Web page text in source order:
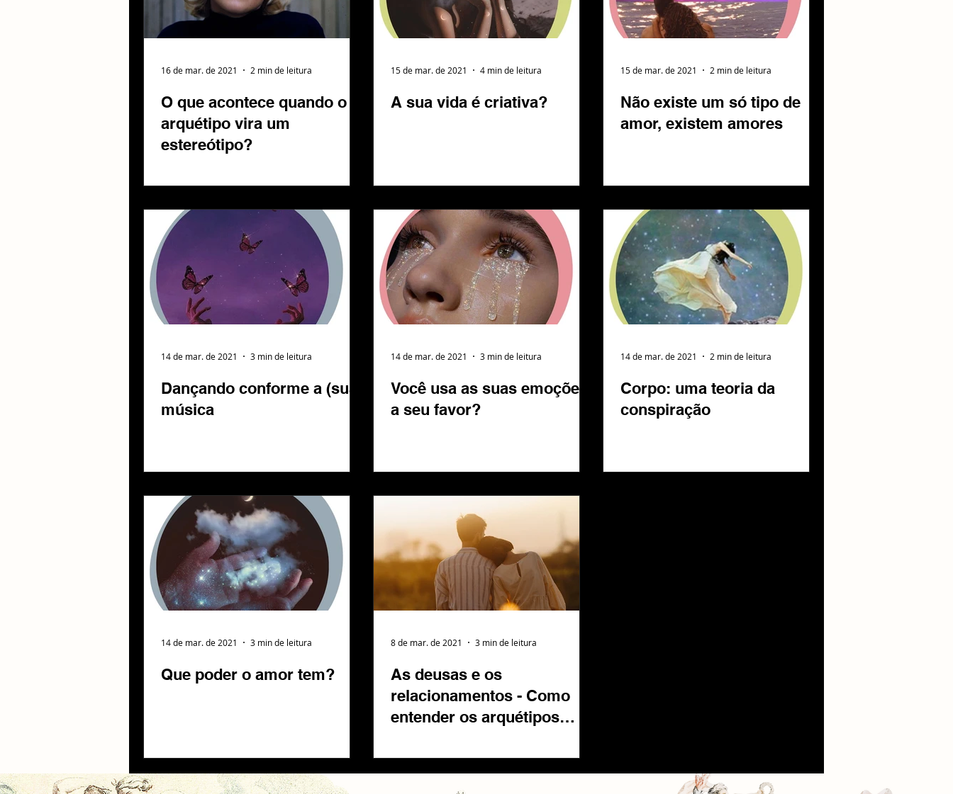
O que acontece quando o
arquétipo vira um
estereótipo?
16 de mar. de 2021 2 min de leitura
A sua vida é criativa?
15 de mar. de 2021 4 min de leitura
Não existe um só tipo de
amor, existem amores
15 de mar. de 2021 2 min de leitura
Dançando conforme a (sua)
música
14 de mar. de 2021 3 min de leitura
Você usa as suas emoções
a seu favor?
14 de mar. de 2021 3 min de leitura
Corpo: uma teoria da
conspiração
14 de mar. de 2021 2 min de leitura
Que poder o amor tem?
14 de mar. de 2021 3 min de leitura
As deusas e os
relacionamentos - Como
entender os arquétipos
relacionamento?
8 de mar. de 2021 3 min de leitura